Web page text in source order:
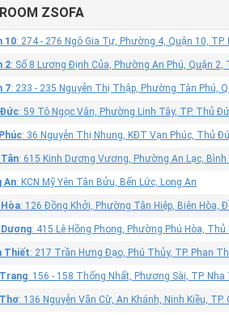
ZSOFA
10: 274 - 276 Ngô Gia Tự, Phường 4, Quận 10, TP.
2: Số 8 Lương Định Của, Phường An Phú, Quận 2,
7: 233 - 235 Nguyễn Thị Thập, Phường Tân Phú,
: 59 Tô Ngọc Vân, Phường Linh Tây, TP. Thủ
: 36 Nguyễn Thị Nhung, KĐT Vạn Phúc, Thủ
Tân: 615 Kinh Dương Vương, Phường An Lạc, Bình
An: KCN Mỹ Yên Tân Bửu, Bến Lức, Long An
Hòa: 126 Đồng Khởi, Phường Tân Hiệp, Biên Hòa,
Dương: 415 Lê Hồng Phong, Phường Phú Hòa,
Thiết: 217 Trần Hưng Đạo, Phú Thủy, TP. Phan
: 156 - 158 Thống Nhất, Phương Sài, TP.
: 136 Nguyễn Văn Cừ, An Khánh, Ninh Kiều,